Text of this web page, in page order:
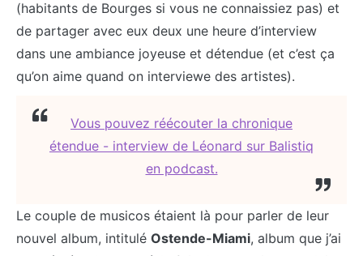
(habitants de Bourges si vous ne connaissiez pas) et
de partager avec eux deux une heure d’interview
dans une ambiance joyeuse et détendue (et c’est ça
qu’on aime quand on interviewe des artistes).
Vous pouvez réécouter la chronique
étendue - interview de Léonard sur Balistiq
en podcast.
Le couple de musicos étaient là pour parler de leur
nouvel album, intitulé Ostende-Miami, album que j’ai